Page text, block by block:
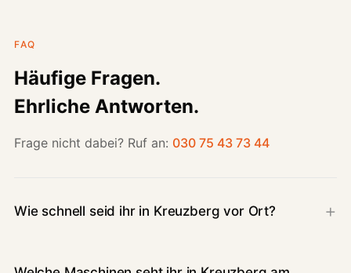
FAQ
Häufige Fragen.
Ehrliche Antworten.
Frage nicht dabei? Ruf an: 030 75 43 73 44
Wie schnell seid ihr in Kreuzberg vor Ort?